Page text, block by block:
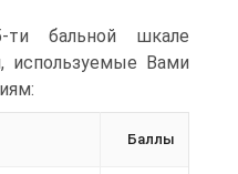
бальной шкале
используемые Вами
Баллы